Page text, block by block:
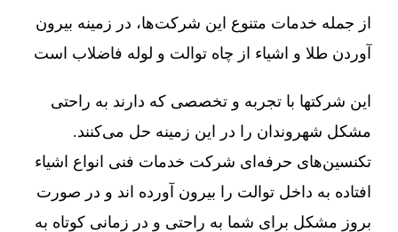
از جمله خدمات متنوع این شرکت‌ها، در زمینه بیرون
آوردن طلا و اشیاء از چاه توالت و لوله فاضلاب است
این شرکتها با تجربه و تخصصی که دارند به راحتی
مشکل شهروندان را در این زمینه حل می‌کنند.
تکنسین‌های حرفه‌ای شرکت خدمات فنی انواع اشیاء
افتاده به داخل توالت را بیرون آورده اند و در صورت
بروز مشکل برای شما به راحتی و در زمانی کوتاه به